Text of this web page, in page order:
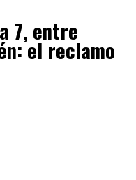
que se extienda
de forma
y continuidad
no hay
posible.
reclamo soberano
por aguas
sentidos, en
sanitarios, de
para lograr la
es que un
tierra por una
en el siglo XXI.
es soberanía”
7, entre
el reclamo